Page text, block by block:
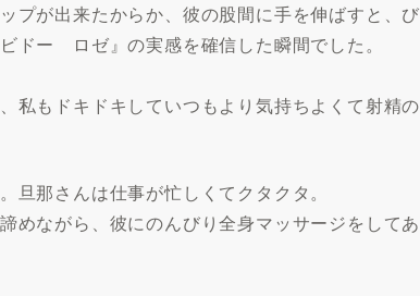
プが出来たからか、彼の股間に手を伸ばすと、び
ドー ロゼ』の実感を確信した瞬間でした。
私もドキドキしていつもより気持ちよくて射精の
旦那さんは仕事が忙しくてクタクタ。
めながら、彼にのんびり全身マッサージをしてあ